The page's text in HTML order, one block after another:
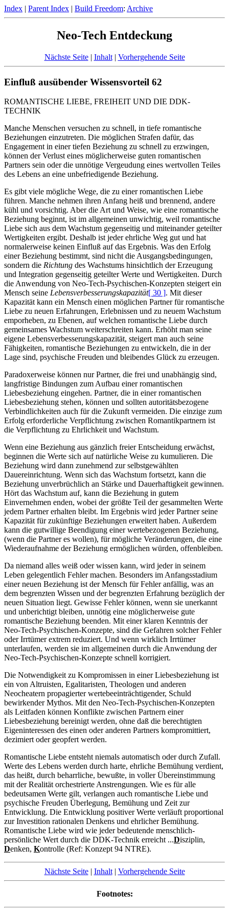
Index | Parent Index | Build Freedom: Archive
Neo-Tech Entdeckung
Nächste Seite| Inhalt| Vorhergehende Seite
Einfluß ausübender Wissensvorteil 62
ROMANTISCHE LIEBE, FREIHEIT UND DIE DDK-
TECHNIK
Manche Menschen versuchen zu schnell, in tiefe romantische
Beziehungen einzutreten. Die möglichen Strafen dafür, das
Engagement in einer tiefen Beziehung zu schnell zu erzwingen,
können der Verlust eines möglicherweise guten romantischen
Partners sein oder die unnötige Vergeudung eines wertvollen Teiles
des Lebens an eine unbefriedigende Beziehung.
Es gibt viele mögliche Wege, die zu einer romantischen Liebe
führen. Manche nehmen ihren Anfang heiß und brennend, andere
kühl und vorsichtig. Aber die Art und Weise, wie eine romantische
Beziehung beginnt, ist im allgemeinen unwichtig, weil romantische
Liebe sich aus dem Wachstum gegenseitig und miteinander geteilter
Wertigkeiten ergibt. Deshalb ist jeder ehrliche Weg gut und hat
normalerweise keinen Einfluß auf das Ergebnis. Was den Erfolg
einer Beziehung bestimmt, sind nicht die Ausgangsbedingungen,
sondern die Richtung des Wachstums hinsichtlich der Erzeugung
und Integration gegenseitig geteilter Werte und Wertigkeiten. Durch
die Anwendung von Neo-Tech-Psychischen-Konzepten steigert ein
Mensch seine Lebensverbesserungskapazität[ 30 ]. Mit dieser
Kapazität kann ein Mensch einen möglichen Partner für romantische
Liebe zu neuen Erfahrungen, Erlebnissen und zu neuem Wachstum
emporheben, zu Ebenen, auf welchen romantische Liebe durch
gemeinsames Wachstum weiterschreiten kann. Erhöht man seine
eigene Lebensverbesserungskapazität, steigert man auch seine
Fähigkeiten, romantische Beziehungen zu entwickeln, die in der
Lage sind, psychische Freuden und bleibendes Glück zu erzeugen.
Paradoxerweise können nur Partner, die frei und unabhängig sind,
langfristige Bindungen zum Aufbau einer romantischen
Liebesbeziehung eingehen. Partner, die in einer romantischen
Liebesbeziehung stehen, können und sollten autoritätsbezogene
Verbindlichkeiten auch für die Zukunft vermeiden. Die einzige zum
Erfolg erforderliche Verpflichtung zwischen Romantikpartnern ist
die Verpflichtung zu Ehrlichkeit und Wachstum.
Wenn eine Beziehung aus gänzlich freier Entscheidung erwächst,
beginnen die Werte sich auf natürliche Weise zu kumulieren. Die
Beziehung wird dann zunehmend zur selbstgewählten
Dauereinrichtung. Wenn sich das Wachstum fortsetzt, kann die
Beziehung unverbrüchlich an Stärke und Dauerhaftigkeit gewinnen.
Hört das Wachstum auf, kann die Beziehung in gutem
Einvernehmen enden, wobei der größte Teil der gesammelten Werte
jedem Partner erhalten bleibt. Im Ergebnis wird jeder Partner seine
Kapazität für zukünftige Beziehungen erweitert haben. Außerdem
kann die gutwillige Beendigung einer wertebezogenen Beziehung,
(wenn die Partner es wollen), für mögliche Veränderungen, die eine
Wiederaufnahme der Beziehung ermöglichen würden, offenbleiben.
Da niemand alles weiß oder wissen kann, wird jeder in seinem
Leben gelegentlich Fehler machen. Besonders im Anfangsstadium
einer neuen Beziehung ist der Mensch für Fehler anfällig, was an
dem begrenzten Wissen und der begrenzten Erfahrung bezüglich der
neuen Situation liegt. Gewisse Fehler können, wenn sie unerkannt
und unberichtigt bleiben, unnötig eine möglicherweise gute
romantische Beziehung beenden. Mit einer klaren Kenntnis der
Neo-Tech-Psychischen-Konzepte, sind die Gefahren solcher Fehler
oder Irrtümer extrem reduziert. Und wenn wirklich Irrtümer
unterlaufen, werden sie im allgemeinen durch die Anwendung der
Neo-Tech-Psychischen-Konzepte schnell korrigiert.
Die Notwendigkeit zu Kompromissen in einer Liebesbeziehung ist
ein von Altruisten, Egalitaristen, Theologen und anderen
Neocheatern propagierter wertebeeinträchtigender, Schuld
bewirkender Mythos. Mit den Neo-Tech-Psychischen-Konzepten
als Leitfaden können Konflikte zwischen Partnern einer
Liebesbeziehung bereinigt werden, ohne daß die berechtigten
Eigeninteressen des einen oder anderen Partners kompromittiert,
dezimiert oder geopfert werden.
Romantische Liebe entsteht niemals automatisch oder durch Zufall.
Werte des Lebens werden durch harte, ehrliche Bemühung verdient,
das heißt, durch beharrliche, bewußte, in voller Übereinstimmung
mit der Realität orchestrierte Anstrengungen. Wie es für alle
bedeutsamen Werte gilt, verlangen auch romantische Liebe und
psychische Freuden Überlegung, Bemühung und Zeit zur
Entwicklung. Die Entwicklung positiver Werte verläuft proportional
zur Investition rationalen Denkens und ehrlicher Bemühung.
Romantische Liebe wird wie jeder bedeutende menschlich-
persönliche Wert durch die DDK-Technik erreicht ...Disziplin,
Denken, Kontrolle (Ref: Konzept 94 NTRE).
Nächste Seite| Inhalt| Vorhergehende Seite
Footnotes: